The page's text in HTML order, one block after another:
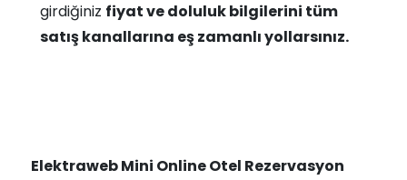
girdiğiniz fiyat ve doluluk bilgilerini tüm
satış kanallarına eş zamanlı yollarsınız.
Elektraweb Mini Online Otel Rezervasyon